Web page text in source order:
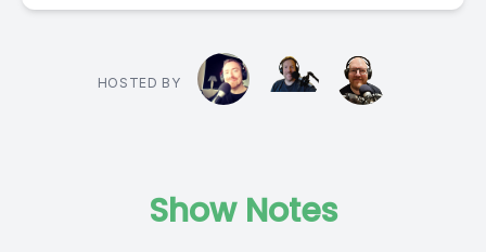
HOSTED BY
Show Notes